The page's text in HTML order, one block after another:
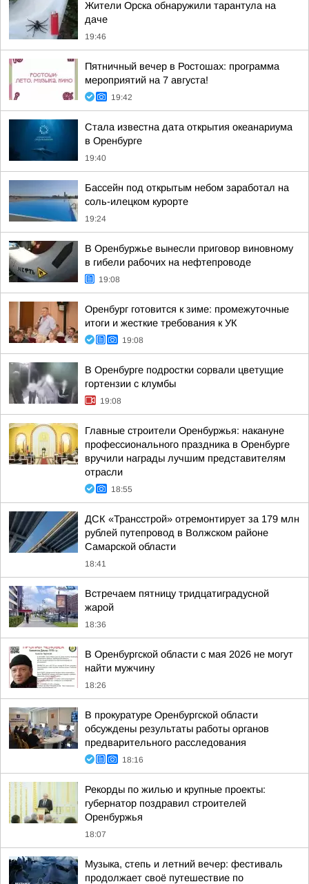
Жители Орска обнаружили тарантула на
даче
19:46
Пятничный вечер в Ростошах: программа
мероприятий на 7 августа!
19:42
Стала известна дата открытия океанариума
в Оренбурге
19:40
Бассейн под открытым небом заработал на
соль-илецком курорте
19:24
В Оренбуржье вынесли приговор виновному
в гибели рабочих на нефтепроводе
19:08
Оренбург готовится к зиме: промежуточные
итоги и жесткие требования к УК
19:08
В Оренбурге подростки сорвали цветущие
гортензии с клумбы
19:08
Главные строители Оренбуржья: накануне
профессионального праздника в Оренбурге
вручили награды лучшим представителям
отрасли
18:55
ДСК «Трансстрой» отремонтирует за 179 млн
рублей путепровод в Волжском районе
Самарской области
18:41
Встречаем пятницу тридцатиградусной
жарой
18:36
В Оренбургской области с мая 2026 не могут
найти мужчину
18:26
В прокуратуре Оренбургской области
обсуждены результаты работы органов
предварительного расследования
18:16
Рекорды по жилью и крупные проекты:
губернатор поздравил строителей
Оренбуржья
18:07
Музыка, степь и летний вечер: фестиваль
продолжает своё путешествие по